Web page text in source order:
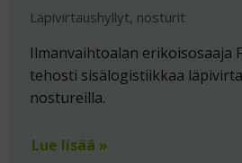
Läpivirtaushyllyt, nosturit
Ilmanvaihtoalan erikoisosaaja
tehosti sisälogistiikkaa
nostureilla.
Lue lisää »